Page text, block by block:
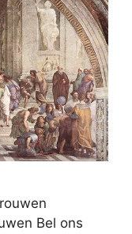
Bel ons